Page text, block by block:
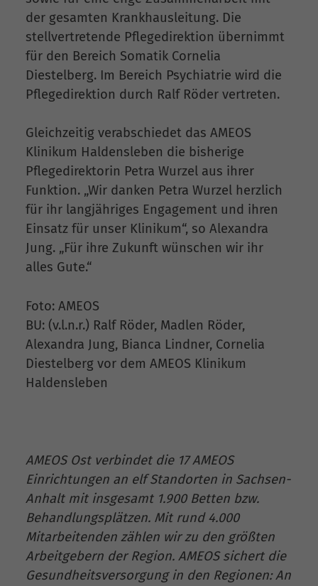
der gesamten Krankhausleitung. Die
stellvertretende Pflegedirektion übernimmt
für den Bereich Somatik Cornelia
Diestelberg. Im Bereich Psychiatrie wird die
Pflegedirektion durch Ralf Röder vertreten.
Gleichzeitig verabschiedet das AMEOS
Klinikum Haldensleben die bisherige
Pflegedirektorin Petra Wurzel aus ihrer
Funktion. „Wir danken Petra Wurzel herzlich
für ihr langjähriges Engagement und ihren
Einsatz für unser Klinikum“, so Alexandra
Jung. „Für ihre Zukunft wünschen wir ihr
alles Gute.“
Foto: AMEOS
BU: (v.l.n.r.) Ralf Röder, Madlen Röder,
Alexandra Jung, Bianca Lindner, Cornelia
Diestelberg vor dem AMEOS Klinikum
Haldensleben
AMEOS Ost verbindet die 17 AMEOS
Einrichtungen an elf Standorten in Sachsen-
Anhalt mit insgesamt 1.900 Betten bzw.
Behandlungsplätzen. Mit rund 4.000
Mitarbeitenden zählen wir zu den größten
Arbeitgebern der Region. AMEOS sichert die
Gesundheitsversorgung in den Regionen: An